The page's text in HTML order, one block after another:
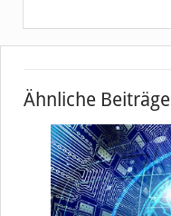
Ähnliche Beiträge